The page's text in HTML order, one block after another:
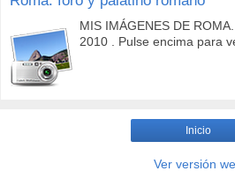
MIS IMÁGENES DE
2010 . Pulse encima para
Inicio
Ver versión